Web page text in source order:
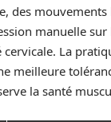
des
manuelle sur
La
meilleure
la santé